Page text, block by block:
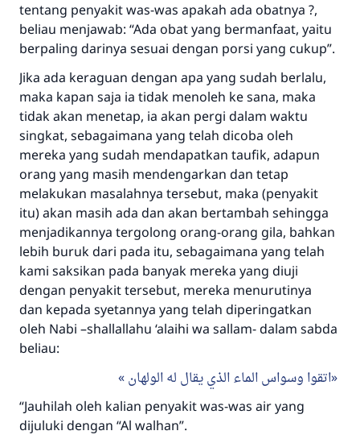
tentang penyakit was-was apakah ada obatnya ?,
beliau menjawab: “Ada obat yang bermanfaat, yaitu
berpaling darinya sesuai dengan porsi yang cukup”.
Jika ada keraguan dengan apa yang sudah berlalu,
maka kapan saja ia tidak menoleh ke sana, maka
tidak akan menetap, ia akan pergi dalam waktu
singkat, sebagaimana yang telah dicoba oleh
mereka yang sudah mendapatkan taufik, adapun
orang yang masih mendengarkan dan tetap
melakukan masalahnya tersebut, maka (penyakit
itu) akan masih ada dan akan bertambah sehingga
menjadikannya tergolong orang-orang gila, bahkan
lebih buruk dari pada itu, sebagaimana yang telah
kami saksikan pada banyak mereka yang diuji
dengan penyakit tersebut, mereka menurutinya
dan kepada syetannya yang telah diperingatkan
oleh Nabi –shallallahu ‘alaihi wa sallam- dalam sabda
beliau:
اتقوا وسواس الماء الذي يقال له الولهان
“Jauhilah oleh kalian penyakit was-was air yang
dijuluki dengan “Al walhan”.